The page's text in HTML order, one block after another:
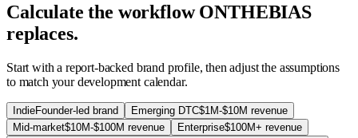
Calculate the workflow ONTHEBIAS
replaces.
Start with a report-backed brand profile, then adjust the assumptions
to match your development calendar.
IndieFounder-led brand Emerging DTC$1M-$10M revenue
Mid-market$10M-$100M revenue Enterprise$100M+ revenue